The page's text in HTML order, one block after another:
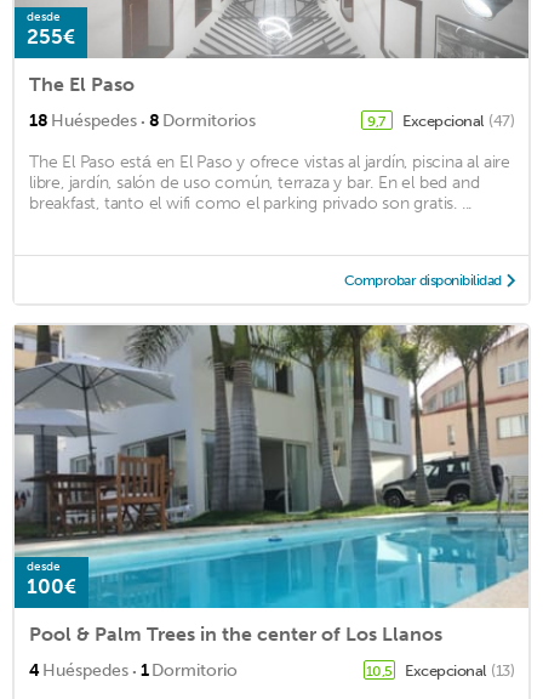
desde
255€
The El Paso
18 Huéspedes · 8 Dormitorios 9,7 Excepcional (47)
The El Paso está en El Paso y ofrece vistas al jardín, piscina al aire
libre, jardín, salón de uso común, terraza y bar. En el bed and
breakfast, tanto el wifi como el parking privado son gratis. ...
Comprobar disponibilidad
desde
100€
Pool & Palm Trees in the center of Los Llanos
4Huéspedes · 1Dormitorio 10,5 Excepcional (13)